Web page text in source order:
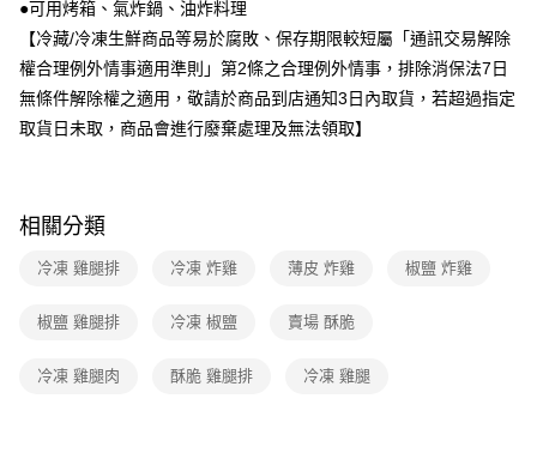
●可用烤箱、氣炸鍋、油炸料理
【冷藏/冷凍生鮮商品等易於腐敗、保存期限較短屬「通訊交易解除
權合理例外情事適用準則」第2條之合理例外情事，排除消保法7日
無條件解除權之適用，敬請於商品到店通知3日內取貨，若超過指定
取貨日未取，商品會進行廢棄處理及無法領取】
相關分類
冷凍 雞腿排 冷凍 炸雞 薄皮 炸雞 椒鹽 炸雞
椒鹽 雞腿排 冷凍 椒鹽 賣場 酥脆
冷凍 雞腿肉 酥脆 雞腿排 冷凍 雞腿